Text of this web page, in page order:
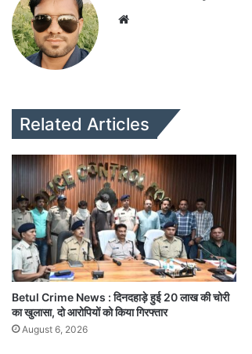
Related Articles
Betul Crime News : दिनदहाड़े हुई 20 लाख की चोरी
का खुलासा, दो आरोपियों को किया गिरफ्तार
August 6, 2026